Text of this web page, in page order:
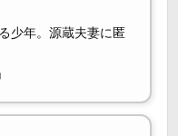
少年。源蔵夫妻に匿